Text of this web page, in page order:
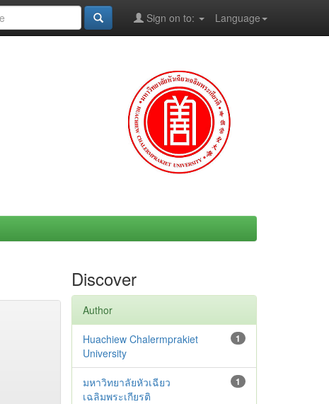
Language
Sign on to:
Discover
Author
1
Huachiew Chalermprakiet
University
1
มหาวิทยาลัยหัวเฉียว
เฉลิมพระเกียรติ